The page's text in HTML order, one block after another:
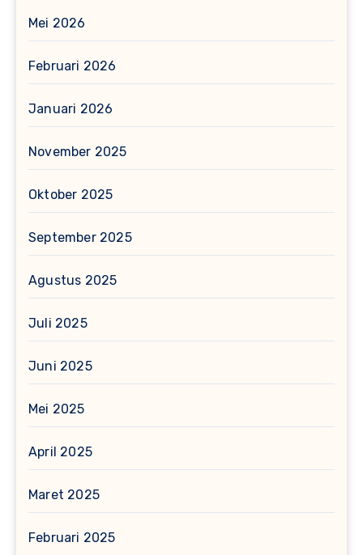
Mei 2026
Februari 2026
Januari 2026
November 2025
Oktober 2025
September 2025
Agustus 2025
Juli 2025
Juni 2025
Mei 2025
April 2025
Maret 2025
Februari 2025